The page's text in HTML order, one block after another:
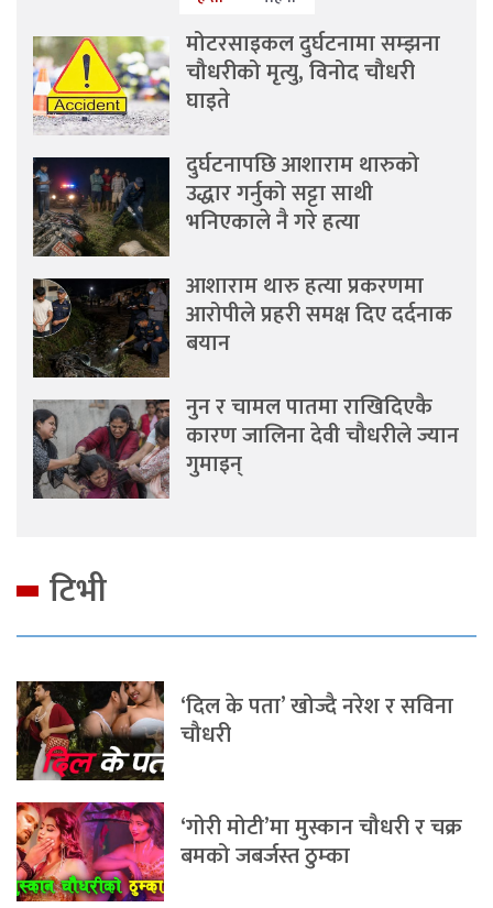
मोटरसाइकल दुर्घटनामा सम्झना
चौधरीको मृत्यु, विनोद चौधरी
घाइते
दुर्घटनापछि आशाराम थारुको
उद्धार गर्नुको सट्टा साथी
भनिएकाले नै गरे हत्या
आशाराम थारु हत्या प्रकरणमा
आरोपीले प्रहरी समक्ष दिए दर्दनाक
बयान
नुन र चामल पातमा राखिदिएकै
कारण जालिना देवी चौधरीले ज्यान
गुमाइन्
टिभी
‘दिल के पता’ खोज्दै नरेश र सविना
चौधरी
‘गोरी मोटी’मा मुस्कान चौधरी र चक्र
बमको जबर्जस्त ठुम्का